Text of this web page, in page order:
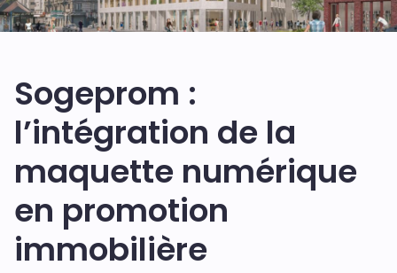
Sogeprom :
l’intégration de la
maquette numérique
en promotion
immobilière